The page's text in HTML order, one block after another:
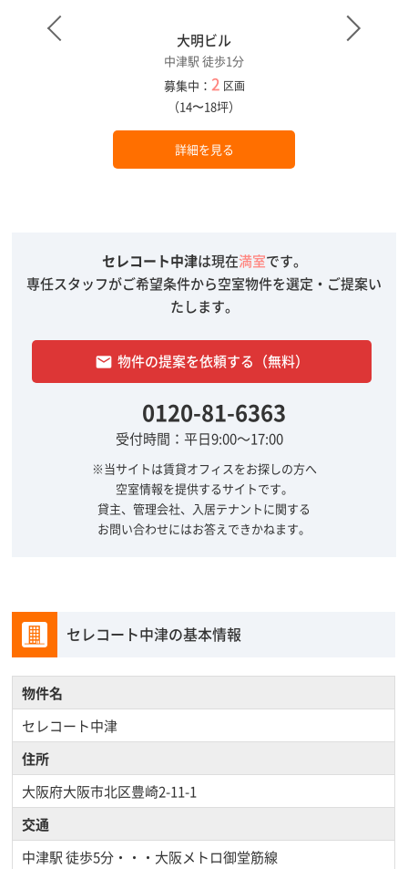
大明ビル
中津駅 徒歩1分
募集中： 2 区画
（14〜18坪）
詳細を見る
セレコート中津は現在満室です。
専任スタッフがご希望条件から空室物件を選定・ご提案い
たします。
email 物件の提案を依頼する（無料）
0120-81-6363
受付時間：平日9:00～17:00
※当サイトは賃貸オフィスをお探しの方へ
空室情報を提供するサイトです。
貸主、管理会社、入居テナントに関する
お問い合わせにはお答えできかねます。
セレコート中津の基本情報
物件名
セレコート中津
住所
大阪府大阪市北区豊崎2-11-1
交通
中津駅徒歩5分・・・大阪メトロ御堂筋線